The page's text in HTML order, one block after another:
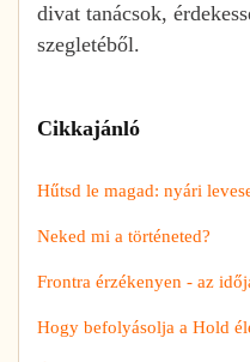
divat tanácsok,
szegletéből.
Cikkajánló
Hűtsd le magad: nyári
Neked mi a történeted?
Frontra érzékenyen - az
Hogy befolyásolja a Hold